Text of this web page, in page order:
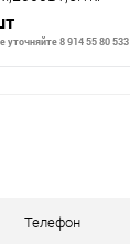
уточняйте 8 914 55 80 533
В наличии
Телефон